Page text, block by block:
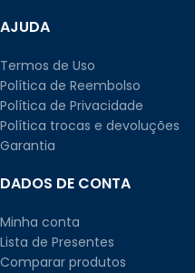
AJUDA
Termos de Uso
Política de Reembolso
Política de Privacidade
Política trocas e devoluções
Garantia
DADOS DE CONTA
Minha conta
Lista de Presentes
Comparar produtos